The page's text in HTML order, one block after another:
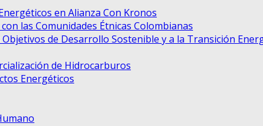
en Alianza Con Kronos
las Comunidades Étnicas Colombianas
de Desarrollo Sostenible y a la Transición
de Hidrocarburos
Energéticos